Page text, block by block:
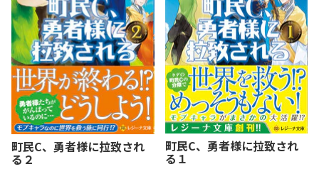
町民C、勇者様に拉致され
る２
町民C、勇者様に拉致され
る１